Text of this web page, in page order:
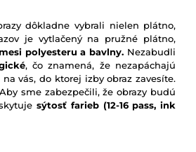
dôkladne vybrali nielen plátno,
je vytlačený na pružné plátno,
polyesteru a bavlny. Nezabudli
, čo znamená, že nezapáchajú
vás, do ktorej izby obraz zavesíte.
sme zabezpečili, že obrazy budú
sýtosť farieb (12-16 pass, ink